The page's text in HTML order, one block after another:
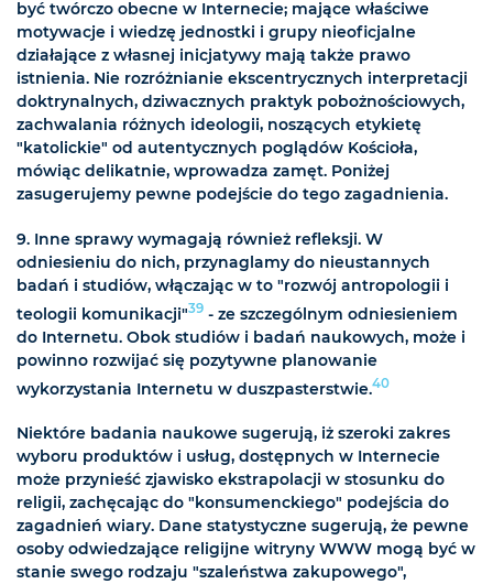
być twórczo obecne w Internecie; mające właściwe
motywacje i wiedzę jednostki i grupy nieoficjalne
działające z własnej inicjatywy mają także prawo
istnienia. Nie rozróżnianie ekscentrycznych interpretacji
doktrynalnych, dziwacznych praktyk pobożnościowych,
zachwalania różnych ideologii, noszących etykietę
"katolickie" od autentycznych poglądów Kościoła,
mówiąc delikatnie, wprowadza zamęt. Poniżej
zasugerujemy pewne podejście do tego zagadnienia.
9. Inne sprawy wymagają również refleksji. W
odniesieniu do nich, przynaglamy do nieustannych
badań i studiów, włączając w to "rozwój antropologii i
teologii komunikacji"39 - ze szczególnym odniesieniem
do Internetu. Obok studiów i badań naukowych, może i
powinno rozwijać się pozytywne planowanie
wykorzystania Internetu w duszpasterstwie.40
Niektóre badania naukowe sugerują, iż szeroki zakres
wyboru produktów i usług, dostępnych w Internecie
może przynieść zjawisko ekstrapolacji w stosunku do
religii, zachęcając do "konsumenckiego" podejścia do
zagadnień wiary. Dane statystyczne sugerują, że pewne
osoby odwiedzające religijne witryny WWW mogą być w
stanie swego rodzaju "szaleństwa zakupowego",